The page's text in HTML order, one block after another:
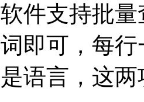
件支持批
即可，每
语言，这